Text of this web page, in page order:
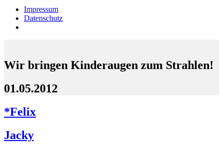
Impressum
Datenschutz
Wir bringen Kinderaugen zum Strahlen!
01.05.2012
*Felix
Jacky